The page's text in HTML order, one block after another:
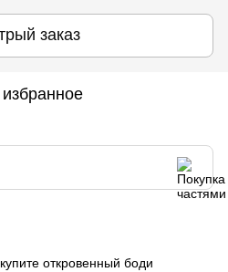
заказ
откровенный боди